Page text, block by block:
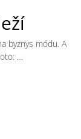
byznys módu. A
…